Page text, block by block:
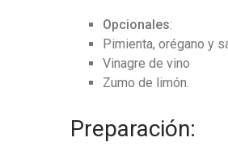
Opcionales:
Pimienta, orégano y
Vinagre de vino
Zumo de limón.
Preparación: